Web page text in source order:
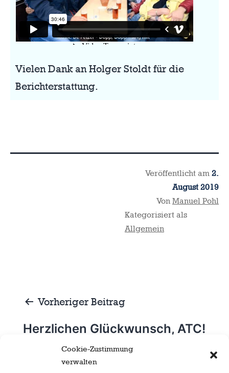
Cookie-Zustimmung
verwalten
Vielen Dank an Holger Stoldt für die
Berichterstattung.
Veröffentlicht am 2.
August 2019
Von Manuel Pohl
Kategorisiert als
Allgemein
Beitragsnavigation
Vorheriger Beitrag
Herzlichen Glückwunsch, ATC!